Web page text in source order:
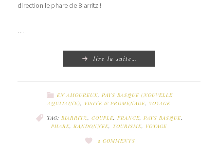
direction le phare de Biarritz !
…
lire la suite…
EN AMOUREUX, PAYS BASQUE (NOUVELLE
AQUITAINE)
VISITE & PROMENADE VOYAGE
TAG: BIARRITZ COUPLE, FRANCE, PAYS BASQUE,
PHARE RANDONNEE TOURISME VOYAGE
2 COMMENTS